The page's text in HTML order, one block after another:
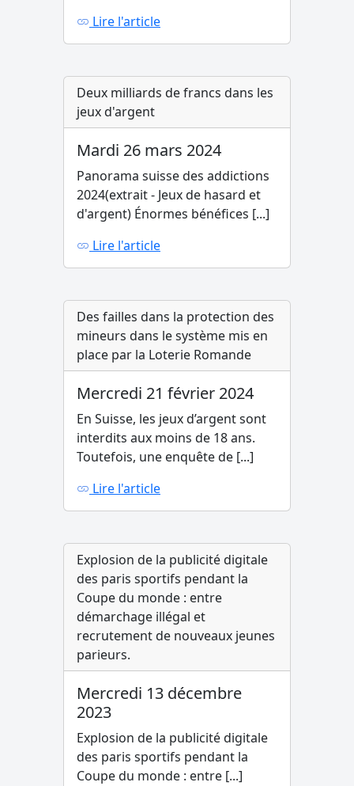
Lire l'article
Deux milliards de francs dans les
jeux d'argent
Mardi 26 mars 2024
Panorama suisse des addictions
2024(extrait - Jeux de hasard et
d'argent) Énormes bénéfices [...]
Lire l'article
Des failles dans la protection des
mineurs dans le système mis en
place par la Loterie Romande
Mercredi 21 février 2024
En Suisse, les jeux d’argent sont
interdits aux moins de 18 ans.
Toutefois, une enquête de [...]
Lire l'article
Explosion de la publicité digitale
des paris sportifs pendant la
Coupe du monde : entre
démarchage illégal et
recrutement de nouveaux jeunes
parieurs.
Mercredi 13 décembre
2023
Explosion de la publicité digitale
des paris sportifs pendant la
Coupe du monde : entre [...]